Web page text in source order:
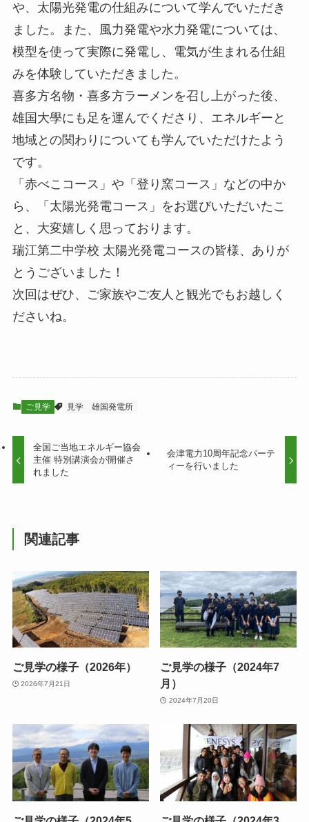
や、太陽光発電の仕組みについて学んでいただき
ました。また、風力発電や水力発電については、
模型を使って実際に発電し、電気が生まれる仕組
みを体験していただきました。
喜多方名物・喜多方ラーメンを召し上がった後、
雄国大學にも足を運んでくださり、エネルギーと
地域との関わりについても学んでいただけたよう
です。
「赤べこコース」や「登り窯コース」などの中か
ら、「太陽光発電コース」をお選びいただいたこ
と、大変嬉しく思っております。
瑞江第二中学校 太陽光発電コースの皆様、ありが
とうございました！
次回はぜひ、ご家族やご友人と観光でもお越しく
ださいね。
ご見学 見学 雄国発電所
全国ご当地エネルギー協会
主催 特別講演会が開催さ
れました
会津電力10周年記念パーテ
ィーを行いました
関連記事
ご見学の様子（2026年）
2026年7月21日
ご見学の様子（2024年7
月）
2024年7月20日